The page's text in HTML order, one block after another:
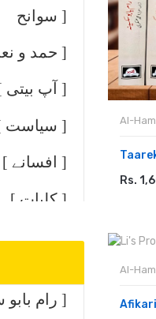
Al-
Rs.ADD
Al-
کلاسیکی
[ سوانح
عمری ]
[ حمد و
]
[ آپ بیتی
[ سیاست
[ افسانے ]
[ کلیات ]
شاعری ]
[ مصطفے
[ رام